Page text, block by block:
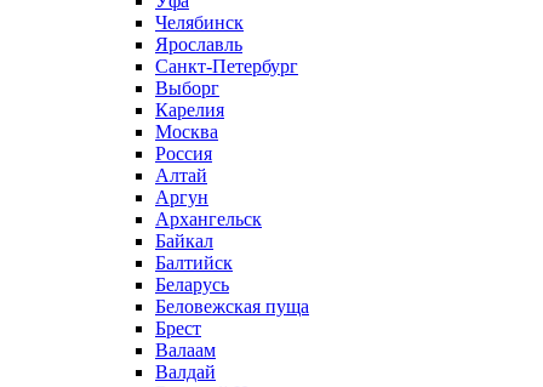
Челябинск
Ярославль
Санкт-Петербург
Выборг
Карелия
Москва
Россия
Алтай
Аргун
Архангельск
Байкал
Балтийск
Беларусь
Беловежская пуща
Брест
Валаам
Валдай